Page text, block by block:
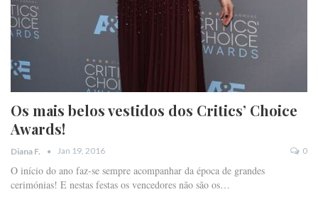
Os mais belos vestidos dos Critics’ Choice
Awards!
Diana F. Jan 19, 2016 0
O início do ano faz-se sempre acompanhar da época de grandes
cerimónias! E nestas festas os vencedores não são os…